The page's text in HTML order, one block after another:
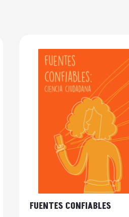
FUENTES CONFIABLES